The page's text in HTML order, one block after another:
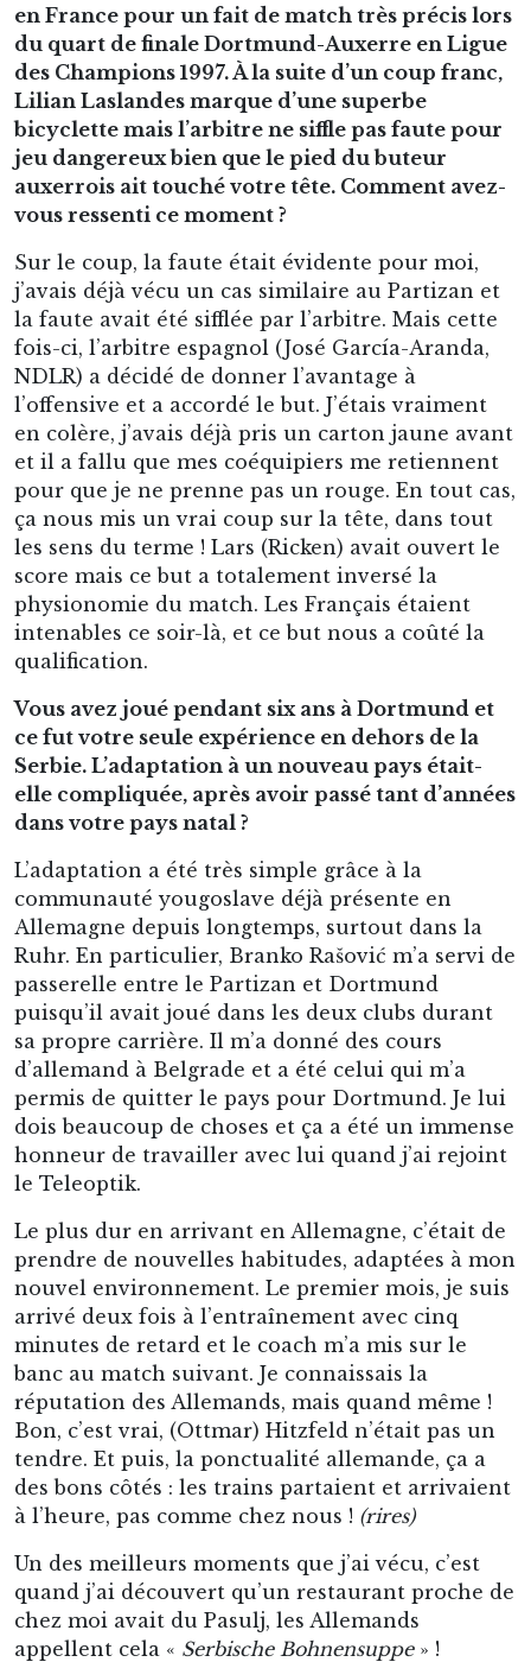
en France pour un fait de match très précis lors
du quart de finale Dortmund-Auxerre en Ligue
des Champions 1997. À la suite d’un coup franc,
Lilian Laslandes marque d’une superbe
bicyclette mais l’arbitre ne siffle pas faute pour
jeu dangereux bien que le pied du buteur
auxerrois ait touché votre tête. Comment avez-
vous ressenti ce moment ?
Sur le coup, la faute était évidente pour moi,
j’avais déjà vécu un cas similaire au Partizan et
la faute avait été sifflée par l’arbitre. Mais cette
fois-ci, l’arbitre espagnol (José García-Aranda,
NDLR) a décidé de donner l’avantage à
l’offensive et a accordé le but. J’étais vraiment
en colère, j’avais déjà pris un carton jaune avant
et il a fallu que mes coéquipiers me retiennent
pour que je ne prenne pas un rouge. En tout cas,
ça nous mis un vrai coup sur la tête, dans tout
les sens du terme ! Lars (Ricken) avait ouvert le
score mais ce but a totalement inversé la
physionomie du match. Les Français étaient
intenables ce soir-là, et ce but nous a coûté la
qualification.
Vous avez joué pendant six ans à Dortmund et
ce fut votre seule expérience en dehors de la
Serbie. L’adaptation à un nouveau pays était-
elle compliquée, après avoir passé tant d’années
dans votre pays natal ?
L’adaptation a été très simple grâce à la
communauté yougoslave déjà présente en
Allemagne depuis longtemps, surtout dans la
Ruhr. En particulier, Branko Rašović m’a servi de
passerelle entre le Partizan et Dortmund
puisqu’il avait joué dans les deux clubs durant
sa propre carrière. Il m’a donné des cours
d’allemand à Belgrade et a été celui qui m’a
permis de quitter le pays pour Dortmund. Je lui
dois beaucoup de choses et ça a été un immense
honneur de travailler avec lui quand j’ai rejoint
le Teleoptik.
Le plus dur en arrivant en Allemagne, c’était de
prendre de nouvelles habitudes, adaptées à mon
nouvel environnement. Le premier mois, je suis
arrivé deux fois à l’entraînement avec cinq
minutes de retard et le coach m’a mis sur le
banc au match suivant. Je connaissais la
réputation des Allemands, mais quand même !
Bon, c’est vrai, (Ottmar) Hitzfeld n’était pas un
tendre. Et puis, la ponctualité allemande, ça a
des bons côtés : les trains partaient et arrivaient
à l’heure, pas comme chez nous ! (rires)
Un des meilleurs moments que j’ai vécu, c’est
quand j’ai découvert qu’un restaurant proche de
chez moi avait du Pasulj, les Allemands
appellent cela « Serbische Bohnensuppe» !